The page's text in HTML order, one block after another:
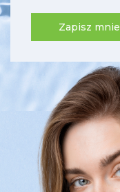
Zapisz mnie